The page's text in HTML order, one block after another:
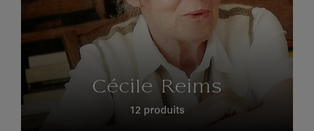
Cécile Reims
12 produits